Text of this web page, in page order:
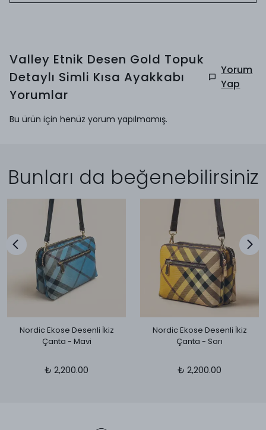
Valley Etnik Desen Gold Topuk
Detaylı Simli Kısa Ayakkabı
Yorumlar
Yorum
Yap
Bu ürün için henüz yorum yapılmamış.
Bunları da beğenebilirsiniz
Nordic Ekose Desenli İkiz
Çanta - Mavi
₺ 2,200.00
Nordic Ekose Desenli İkiz
Çanta - Sarı
₺ 2,200.00